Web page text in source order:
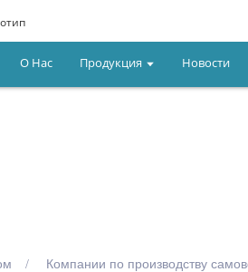
О Нас Продукция Новости
Компании по производству